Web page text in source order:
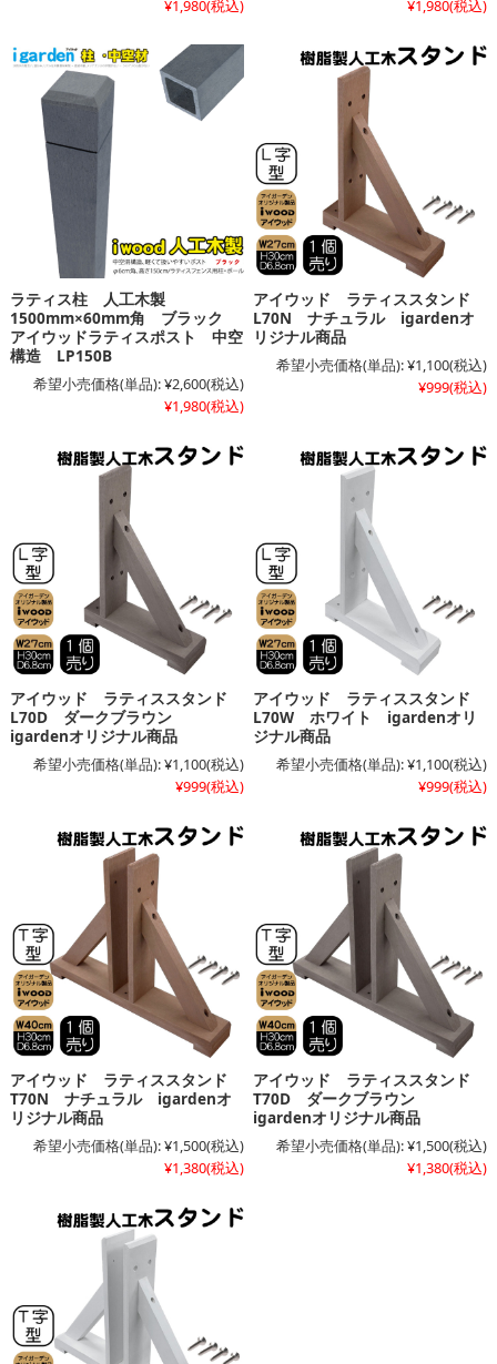
¥1,980(税込) ¥1,980(税込)
ラティス柱 人工木製
1500mm×60mm角 ブラック
アイウッドラティスポスト 中空
構造 LP150B
希望小売価格(単品):¥2,600(税込)
¥1,980(税込)
アイウッド ラティススタンド
L70N ナチュラル igardenオ
リジナル商品
希望小売価格(単品):¥1,100(税込)
¥999(税込)
アイウッド ラティススタンド
L70D ダークブラウン
igardenオリジナル商品
希望小売価格(単品):¥1,100(税込)
¥999(税込)
アイウッド ラティススタンド
L70W ホワイト igardenオリ
ジナル商品
希望小売価格(単品):¥1,100(税込)
¥999(税込)
アイウッド ラティススタンド
T70N ナチュラル igardenオ
リジナル商品
希望小売価格(単品):¥1,500(税込)
¥1,380(税込)
アイウッド ラティススタンド
T70D ダークブラウン
igardenオリジナル商品
希望小売価格(単品):¥1,500(税込)
¥1,380(税込)